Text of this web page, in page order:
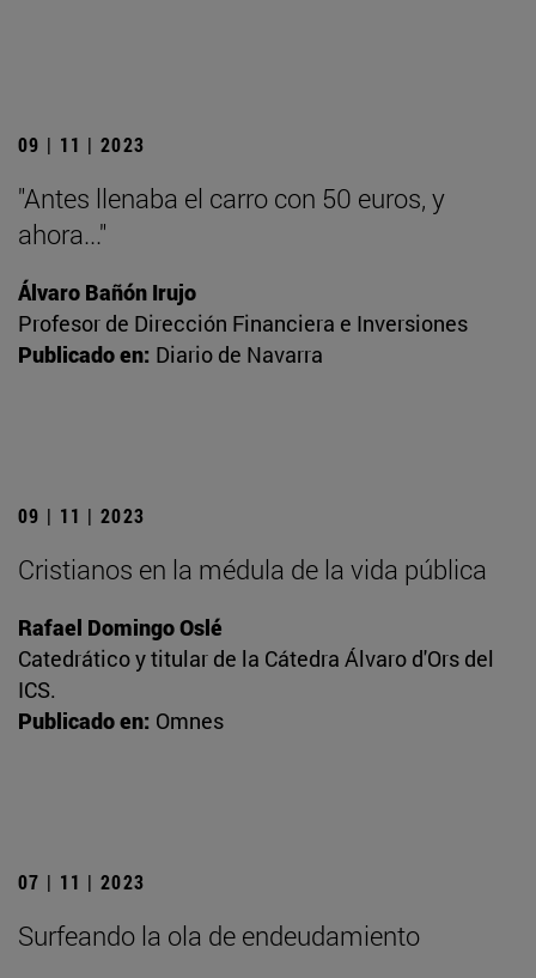
09 | 11 | 2023
"Antes llenaba el carro con 50 euros, y
ahora..."
Álvaro Bañón Irujo
Profesor de Dirección Financiera e Inversiones
Publicado en: Diario de Navarra
09 | 11 | 2023
Cristianos en la médula de la vida pública
Rafael Domingo Oslé
Catedrático y titular de la Cátedra Álvaro d'Ors del
ICS.
Publicado en: Omnes
07 | 11 | 2023
Surfeando la ola de endeudamiento